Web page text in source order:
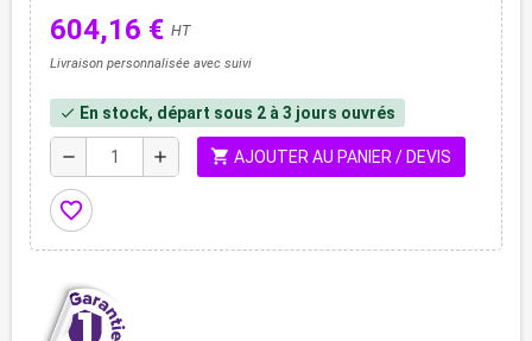
604,16 € HT
Livraison personnalisée avec suivi
check En stock, départ sous 2 à 3 jours ouvrés
remove add shopping_cart AJOUTER AU PANIER / DEVIS
favorite_border